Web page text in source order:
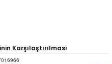
Karşılaştırılması